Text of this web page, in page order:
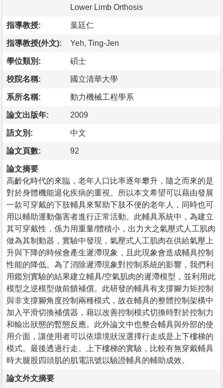
Lower Limb Orthosis
指導教授: 葉廷仁
指導教授(外文): Yeh, Ting-Jen
學位類別: 碩士
校院名稱: 國立清華大學
系所名稱: 動力機械工程學系
論文出版年: 2009
語文別: 中文
論文頁數: 92
論文摘要
高齡化時代的來臨，老年人口比率逐年攀升，隨之而來的是
對於身體機能退化疾病的重視。所以本文希望可以藉由發展
一款可穿戴的下肢輔具來幫助下肢不便的老年人，同時也可
用以輔助運動傷害者進行正常活動。此輔具系統中，為建立
其可穿戴性，係力用重量/體積小，出力大之氣壓式人工肌肉
做為其制動器，實驗中發現，氣壓式人工肌肉在供給氣壓上
升與下降的時候會產生遲滯現象，且此現象會造成輔具控制
性能的降低。為了消除遲滯現象對控制系統的影響，我們利
用鑑別實驗的結果建立輔具/空氣肌肉的遲滯模型，並利用此
模型之逆模型做前饋補償。此研發的輔具有支撐腳力矩控制
與非支撐腳角度控制兩種模式，故在輔具的整體控制架構中
加入平滑切換補償器，藉以改善控制模式切換時對於控制力
和輸出狀態的暫態反應。此外論文中也整合輔具與外部的使
用介面，讓使用者可以依環境狀況選擇行走或是上下樓梯的
模式。最後透過行走、上下樓梯的實驗，比較有無穿戴輔具
時大腿股四頭肌的肌電訊號以驗證輔具的輔助成效。
論文外文摘要